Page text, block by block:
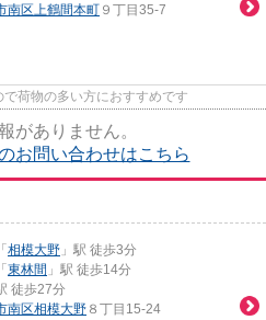
南区上鶴間本町 ９丁目35-7
荷物の多い方におすすめです
がありません。
お問い合わせはこちら
「 相模大野 」駅 徒歩3分
「 東林間 」駅 徒歩14分
徒歩27分
南区相模大野 ８丁目15-24